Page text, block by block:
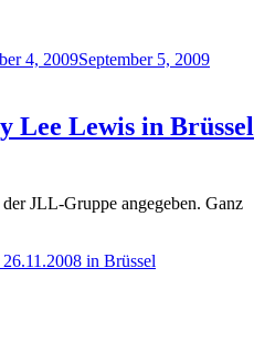
4, 2009September 5, 2009
Lewis in Brüssel
JLL-Gruppe angegeben. Ganz
in Brüssel